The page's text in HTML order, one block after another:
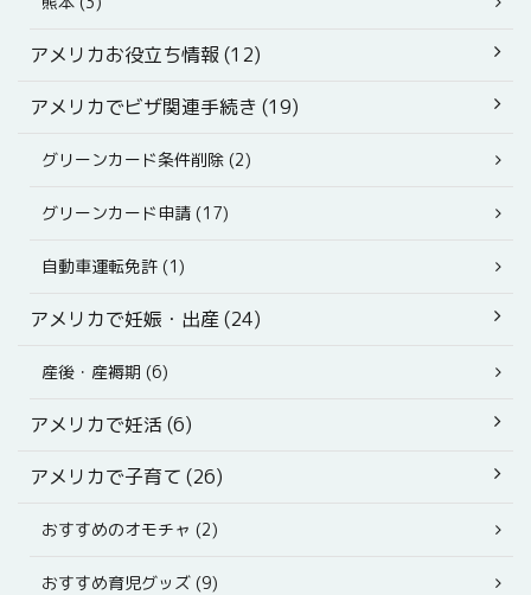
アメリカお役立ち情報 (12)
アメリカでビザ関連手続き (19)
グリーンカード条件削除 (2)
グリーンカード申請 (17)
自動車運転免許 (1)
アメリカで妊娠・出産 (24)
産後・産褥期 (6)
アメリカで妊活 (6)
アメリカで子育て (26)
おすすめのオモチャ (2)
おすすめ育児グッズ (9)